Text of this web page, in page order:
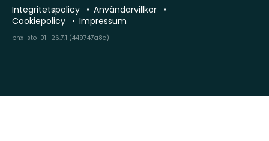
Integritetspolicy
Användarvillkor
Cookiepolicy
Impressum
phx-sto-01 · 26.7.1 (449747a8c)